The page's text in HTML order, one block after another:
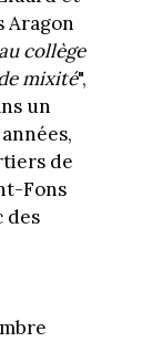
Aragon
collège
mixité",
un
de
Fons
des